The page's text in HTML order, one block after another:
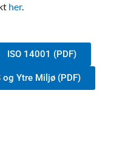
her.
ISO 14001 (PDF)
Ytre Miljø (PDF)